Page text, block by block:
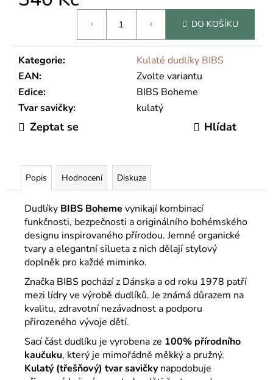
DO KOŠÍKU
Kategorie:
Kulaté dudlíky BIBS
EAN:
Zvolte variantu
Edice:
BIBS Boheme
Tvar savičky: kulatý
Zeptat se Hlídat
Popis Hodnocení Diskuze
Dudlíky BIBS Boheme vynikají kombinací
funkčnosti, bezpečnosti a originálního bohémského
designu inspirovaného přírodou. Jemné organické
tvary a elegantní silueta z nich dělají stylový
doplněk pro každé miminko.
Značka BIBS pochází z Dánska a od roku 1978 patří
mezi lídry ve výrobě dudlíků. Je známá důrazem na
kvalitu, zdravotní nezávadnost a podporu
přirozeného vývoje dětí.
Sací část dudlíku je vyrobena ze 100% přírodního
kaučuku, který je mimořádně měkký a pružný.
Kulatý (třešňový) tvarsavičky napodobuje